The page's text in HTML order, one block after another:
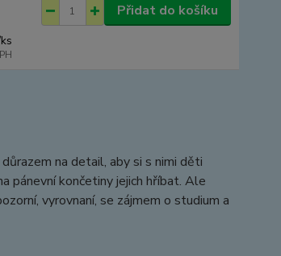
ks
Přidat do košíku
na detail, aby si s nimi děti
pánevní končetiny jejich hříbat. Ale
vyrovnaní, se zájmem o studium a